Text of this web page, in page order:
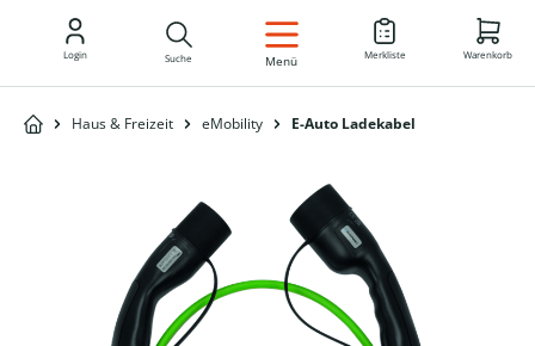
DE
Login Suche Menü Merkliste Warenkorb
Haus & Freizeit eMobility E-Auto Ladekabel